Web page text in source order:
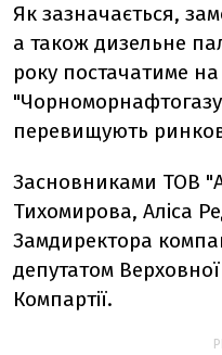
Як зазначається,
а також дизельне
року постачатиме
перевищують
Засновниками ТОВ
Тихомирова, Аліса
Замдиректора
депутатом
Компартії.